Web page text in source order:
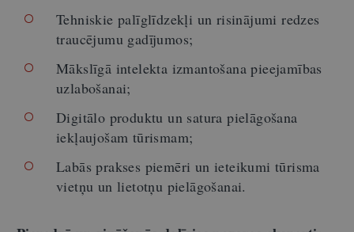
Tehniskie palīglīdzekļi un risinājumi redzes
traucējumu gadījumos;
Mākslīgā intelekta izmantošana pieejamības
uzlabošanai;
Digitālo produktu un satura pielāgošana
iekļaujošam tūrismam;
Labās prakses piemēri un ieteikumi tūrisma
vietņu un lietotņu pielāgošanai.